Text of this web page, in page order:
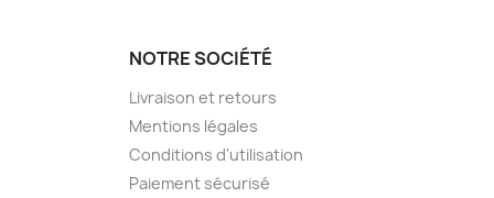
NOTRE SOCIÉTÉ
Livraison et retours
Mentions légales
Conditions d'utilisation
Paiement sécurisé